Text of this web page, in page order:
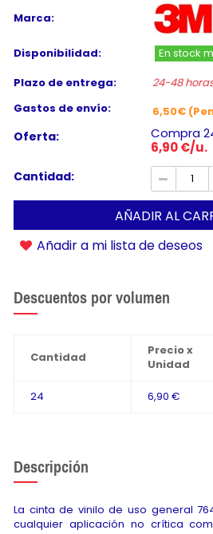
Marca:
Disponibilidad:
En stock
Plazo de entrega:
24-48
Gastos de envío:
6,50€
Oferta:
Compra
6,90 €/u.
Cantidad:
AÑADIR AL
Añadir a mi lista de deseos
Descuentos por volumen
Cantidad
Precio x
Unidad
24 6,90 €
Descripción
La cinta de vinilo de uso general
cualquier aplicación no crítica